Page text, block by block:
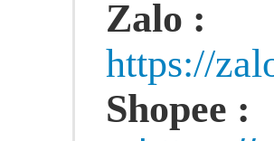
Zalo :
https://
Shopee :